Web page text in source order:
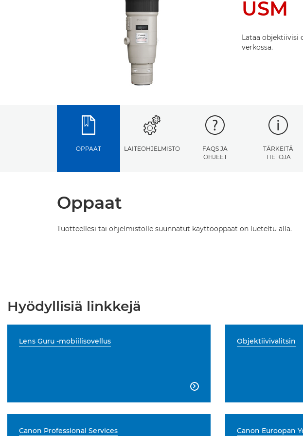
USM
Lataa objektiivisi
verkossa.
OPPAAT LAITEOHJELMISTO
FAQS JA
OHJEET
TÄRKEITÄ
TIETOJA
Oppaat
Tuotteellesi tai ohjelmistolle suunnatut käyttöoppaat on lueteltu alla.
Hyödyllisiä linkkejä
Lens Guru -mobiilisovellus

Objektiivivalitsin
Canon Professional Services Canon Euroopan